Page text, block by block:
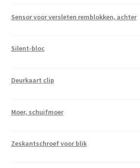
Sensor voor versleten remblokken, achter
Silent-bloc
Deurkaart clip
Moer, schuifmoer
Zeskantschroef voor blik